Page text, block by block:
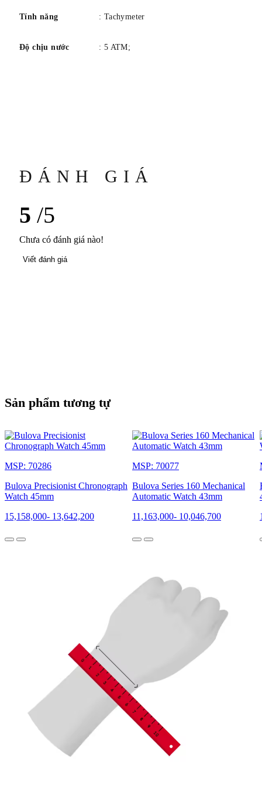
Tính năng : Tachymeter
Độ chịu nước : 5 ATM;
ĐÁNH GIÁ
5 /5
Chưa có đánh giá nào!
Viết đánh giá
Sản phẩm tương tự
MSP: 70286
Bulova Precisionist Chronograph
Watch 45mm
15,158,000- 13,642,200
MSP: 70077
Bulova Series 160 Mechanical
Automatic Watch 43mm
11,163,000- 10,046,700